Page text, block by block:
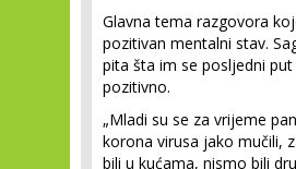
Glavna tema razgovora
pozitivan mentalni stav.
pita šta im se posljedni put
pozitivno.
„Mladi su se za vrijeme
korona virusa jako mučili,
bili u kućama, nismo bili